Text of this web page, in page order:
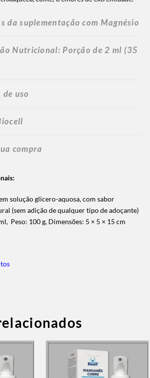
da suplementação com Magnésio
Nutricional: Porção de 2 ml (35
de uso
compra
solução glicero-aquosa, com sabor
(sem adição de qualquer tipo de adoçante)
Peso: 100 g, Dimensões: 5 × 5 × 15 cm